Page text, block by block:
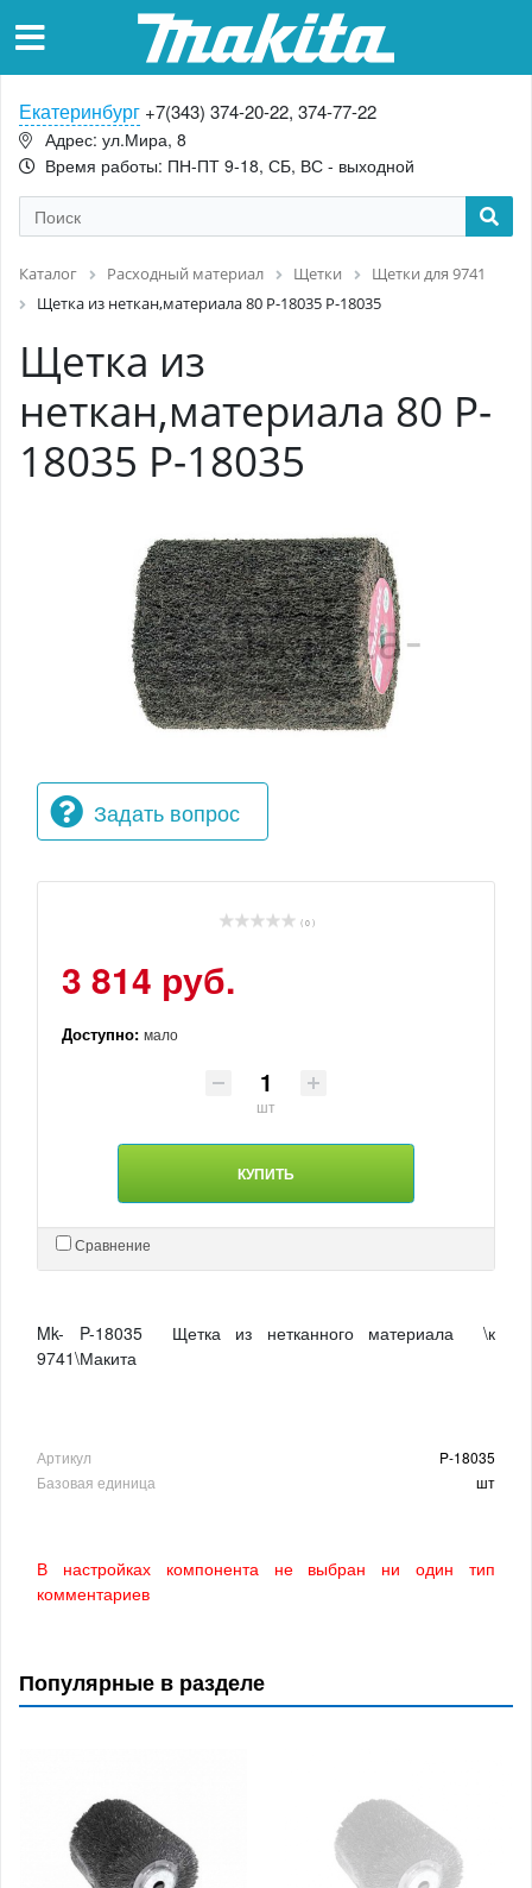
Екатеринбург +7(343) 374-20-22, 374-77-22
Адрес: ул.Мира, 8
Время работы: ПН-ПТ 9-18, СБ, ВС - выходной
Каталог Расходный материал Щетки
Щетки для 9741
Щетка из неткан,материала 80 P-18035 P-18035
Щетка из
неткан,материала 80 P-
18035 P-18035
Задать вопрос
( 0 )
3 814 руб.
Доступно: мало
шт
КУПИТЬ
Сравнение
Mk- P-18035 Щетка из нетканного материала \к
9741\Макита
Артикул
P-18035
Базовая единица
шт
В настройках компонента не выбран ни один тип
комментариев
Популярные в разделе